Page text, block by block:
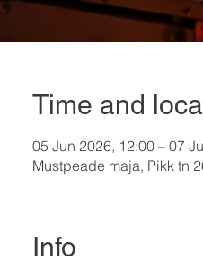
Time and
05 Jun 2026, 12:00 – 07
Mustpeade maja, Pikk tn
Info